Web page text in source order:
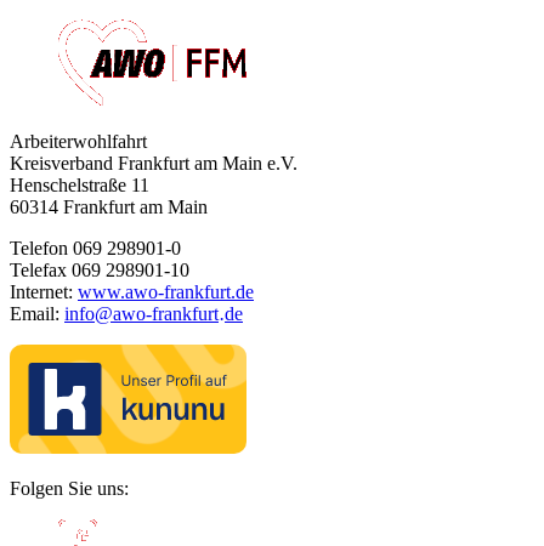
Arbeiterwohlfahrt
Kreisverband Frankfurt am Main e.V.
Henschelstraße 11
60314 Frankfurt am Main
Telefon 069 298901-0
Telefax 069 298901-10
Internet: www.awo-frankfurt.de
Email: info@awo-frankfurt·de
Folgen Sie uns: